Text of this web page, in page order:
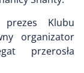
prezes Klubu
organizator
przerosła